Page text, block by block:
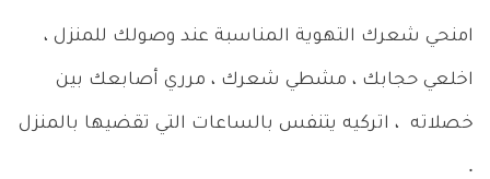
امنحي شعرك التهوية المناسبة عند وصولك للمنزل ،
اخلعي حجابك ، مشطي شعرك ، مرري أصابعك بين
خصلاته ، اتركيه يتنفس بالساعات التي تقضيها بالمنزل
.